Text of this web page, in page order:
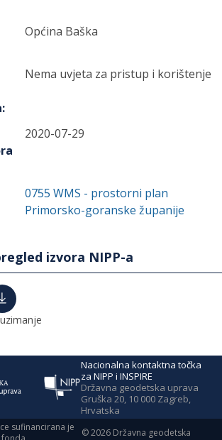
Općina Baška
:
Nema uvjeta za pristup i korištenje
2020-07-29
0755 WMS - prostorni plan
Primorsko-goranske županije
izvora NIPP-a
Nacionalna kontaktna točka
za NIPP i INSPIRE
Državna geodetska uprava
Gruška 20, 10 000 Zagreb,
Hrvatska
sufinancirana je
©2026 Državna geodetska